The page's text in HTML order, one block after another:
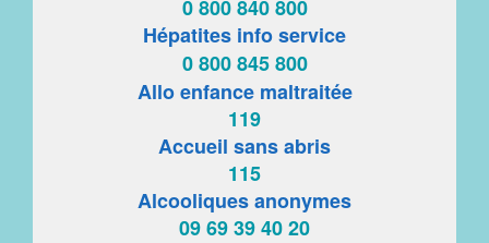
0 800 840 800
Hépatites info service
0 800 845 800
Allo enfance maltraitée
119
Accueil sans abris
115
Alcooliques anonymes
09 69 39 40 20